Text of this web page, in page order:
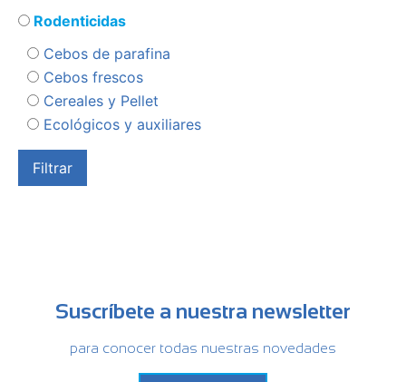
Rodenticidas
Cebos de parafina
Cebos frescos
Cereales y Pellet
Ecológicos y auxiliares
Suscríbete a nuestra newsletter
para conocer todas nuestras novedades